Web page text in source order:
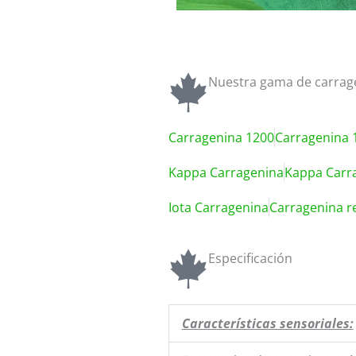
Nuestra gama de
Carragenina 1200Carragenina
Kappa CarrageninaKappa
Iota CarrageninaCarragenina
Especificación
Características sensoriales: